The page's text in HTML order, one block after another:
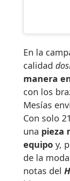
En la
calidad
manera
con los
Mesías
Con solo
una pieza
equipo y,
de la
notas del